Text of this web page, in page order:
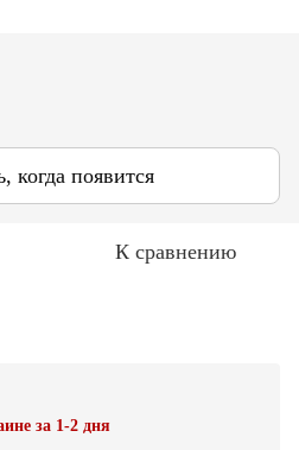
когда появится
К сравнению
за 1-2 дня